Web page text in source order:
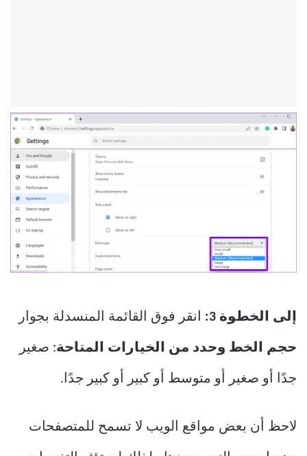
إلى الخطوة 3: انقر فوق القائمة المنسدلة بجوار
حجم الخط وحدد من الخيارات المتاحة: صغير
جدًا أو صغير أو متوسط أو كبير أو كبير جدًا.
لاحظ أن بعض مواقع الويب لا تسمح للمتصفحات